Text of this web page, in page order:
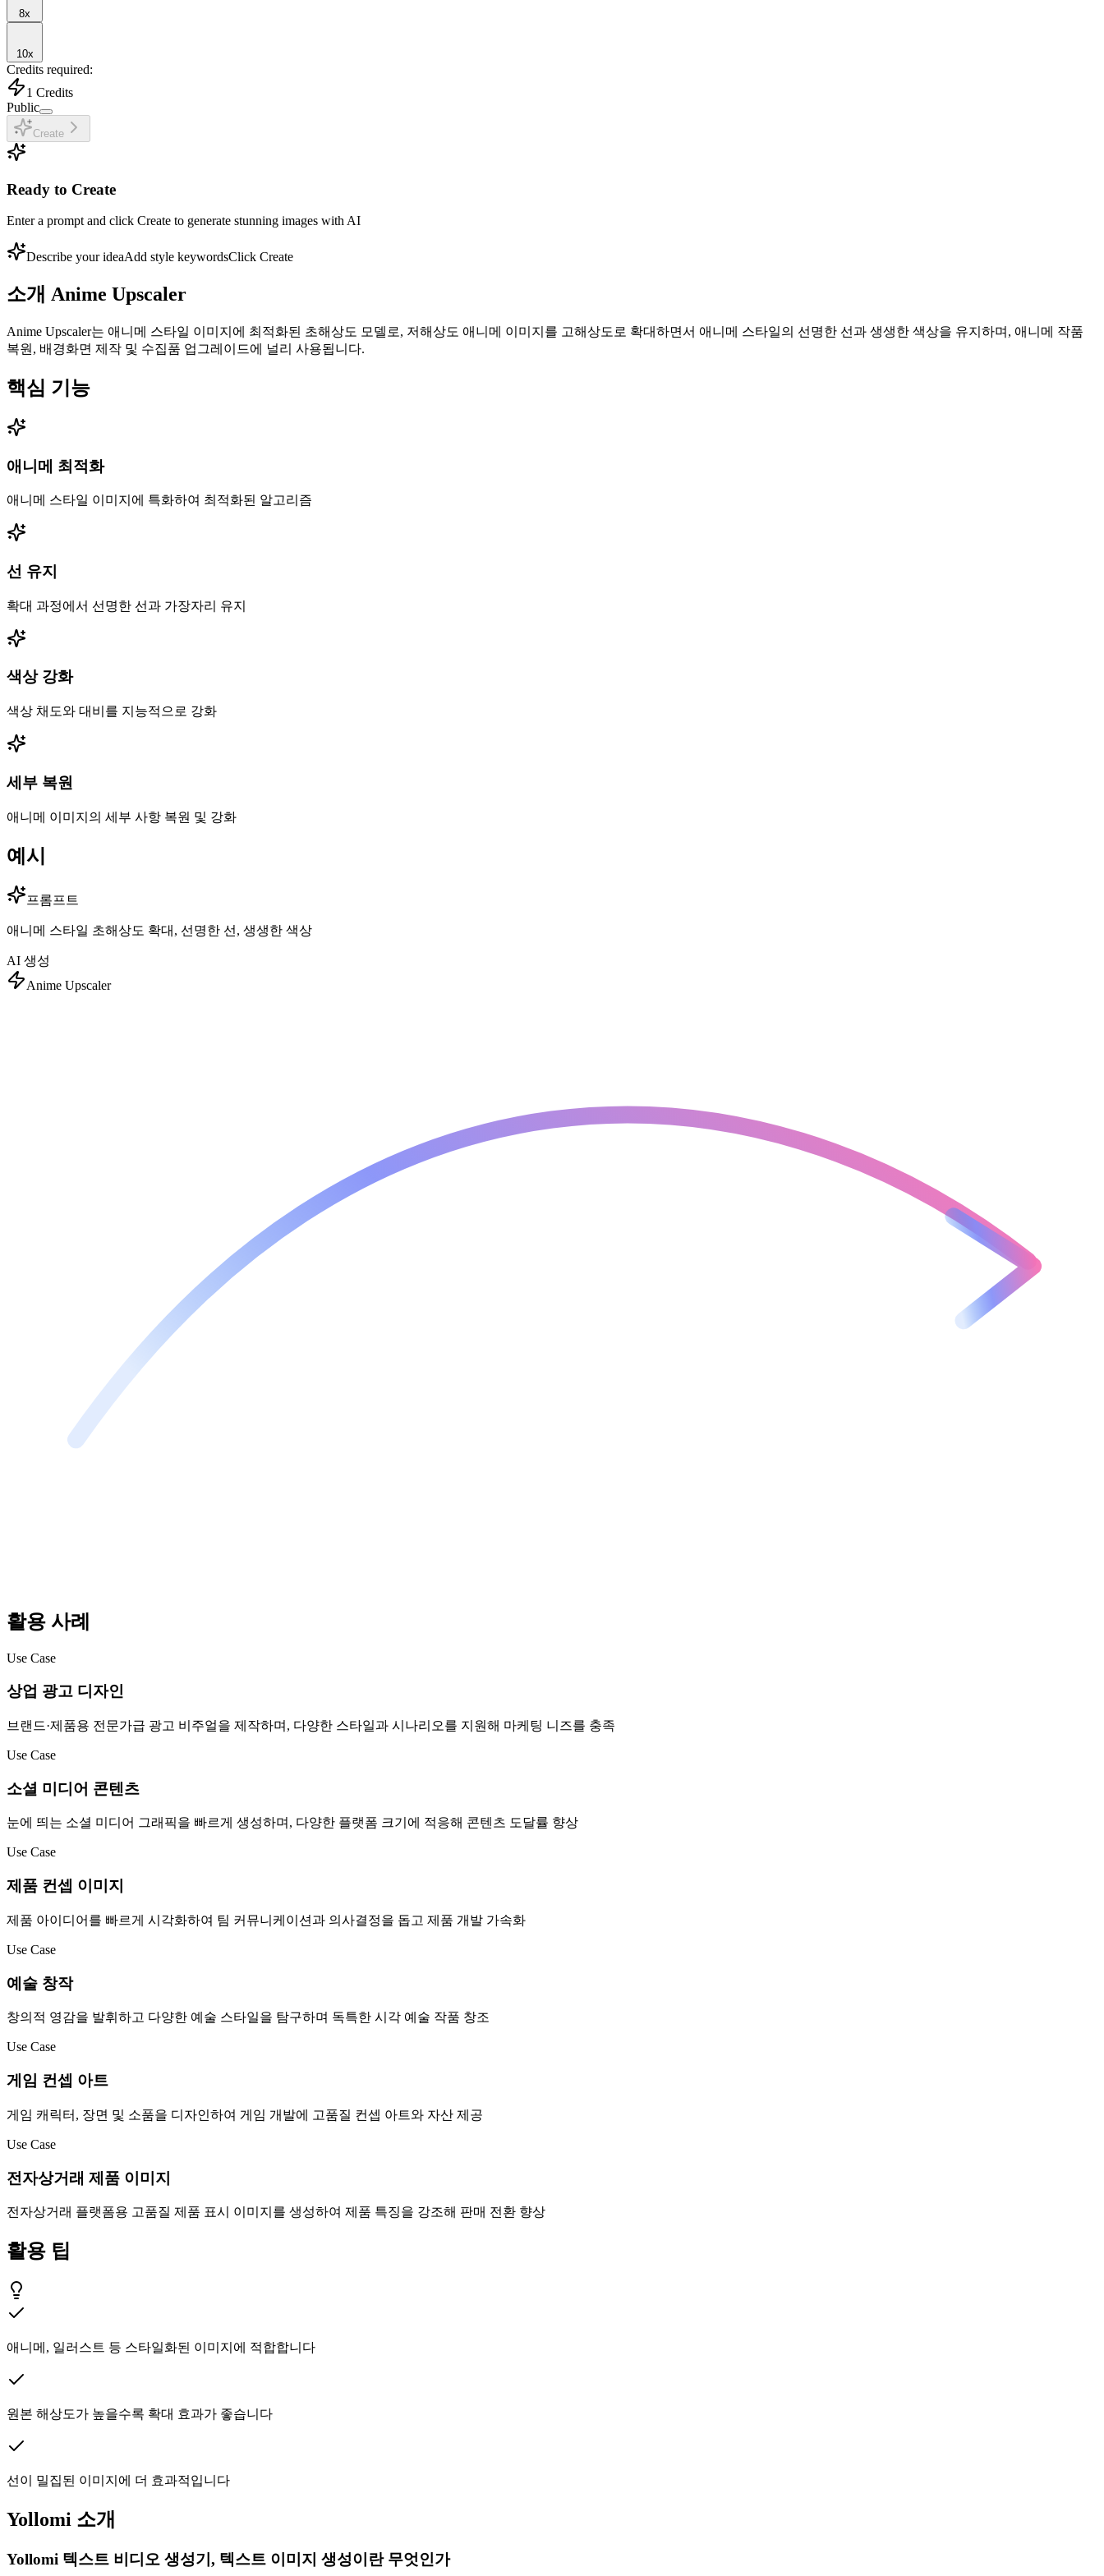
8x
10x
Credits required:
1 Credits
Public
Create
Ready to Create
Enter a prompt and click Create to generate stunning images with AI
Describe your ideaAdd style keywordsClick Create
소개 Anime Upscaler
Anime Upscaler는 애니메 스타일 이미지에 최적화된 초해상도 모델로, 저해상도 애니메 이미지를 고해상도로 확대하면서 애니메 스타일의 선명한 선과 생생한 색상을 유지하며, 애니메 작품
복원, 배경화면 제작 및 수집품 업그레이드에 널리 사용됩니다.
핵심 기능
애니메 최적화
애니메 스타일 이미지에 특화하여 최적화된 알고리즘
선 유지
확대 과정에서 선명한 선과 가장자리 유지
색상 강화
색상 채도와 대비를 지능적으로 강화
세부 복원
애니메 이미지의 세부 사항 복원 및 강화
예시
프롬프트
애니메 스타일 초해상도 확대, 선명한 선, 생생한 색상
AI 생성
Anime Upscaler
활용 사례
Use Case
상업 광고 디자인
브랜드·제품용 전문가급 광고 비주얼을 제작하며, 다양한 스타일과 시나리오를 지원해 마케팅 니즈를 충족
Use Case
소셜 미디어 콘텐츠
눈에 띄는 소셜 미디어 그래픽을 빠르게 생성하며, 다양한 플랫폼 크기에 적응해 콘텐츠 도달률 향상
Use Case
제품 컨셉 이미지
제품 아이디어를 빠르게 시각화하여 팀 커뮤니케이션과 의사결정을 돕고 제품 개발 가속화
Use Case
예술 창작
창의적 영감을 발휘하고 다양한 예술 스타일을 탐구하며 독특한 시각 예술 작품 창조
Use Case
게임 컨셉 아트
게임 캐릭터, 장면 및 소품을 디자인하여 게임 개발에 고품질 컨셉 아트와 자산 제공
Use Case
전자상거래 제품 이미지
전자상거래 플랫폼용 고품질 제품 표시 이미지를 생성하여 제품 특징을 강조해 판매 전환 향상
활용 팁
애니메, 일러스트 등 스타일화된 이미지에 적합합니다
원본 해상도가 높을수록 확대 효과가 좋습니다
선이 밀집된 이미지에 더 효과적입니다
Yollomi 소개
Yollomi 텍스트 비디오 생성기, 텍스트 이미지 생성이란 무엇인가